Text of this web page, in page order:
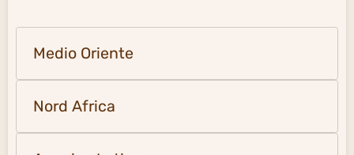
Medio Oriente
Nord Africa